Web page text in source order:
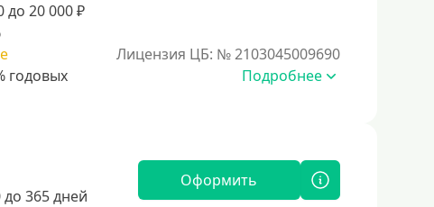
до 20 000 ₽
Лицензия ЦБ: № 2103045009690
Подробнее
до 365 дней
Оформить